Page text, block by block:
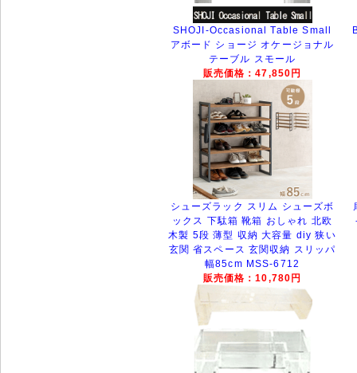
SHOJI-Occasional Table Small
アボード ショージ オケージョナル
テーブル スモール
販売価格：47,850円
シューズラック スリム シューズボ
ックス 下駄箱 靴箱 おしゃれ 北欧
木製 5段 薄型 収納 大容量 diy 狭い
玄関 省スペース 玄関収納 スリッパ
幅85cm MSS-6712
販売価格：10,780円